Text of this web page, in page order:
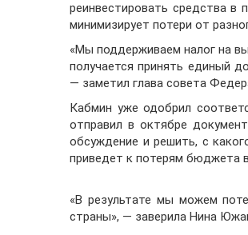
реинвестировать средства в
минимизирует потери от
«Мы поддерживаем налог на
получается принять единый
— заметил глава совета
Кабмин уже одобрил
отправил в октябре
обсуждение и решить, с
приведет к потерям бюджета
«В результате мы можем
страны», — заверила Нина